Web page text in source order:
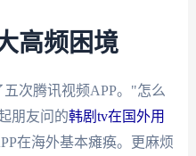
高频困境
次腾讯视频APP。"怎么
朋友问的韩剧tv在国外用
在海外基本瘫痪。更麻烦